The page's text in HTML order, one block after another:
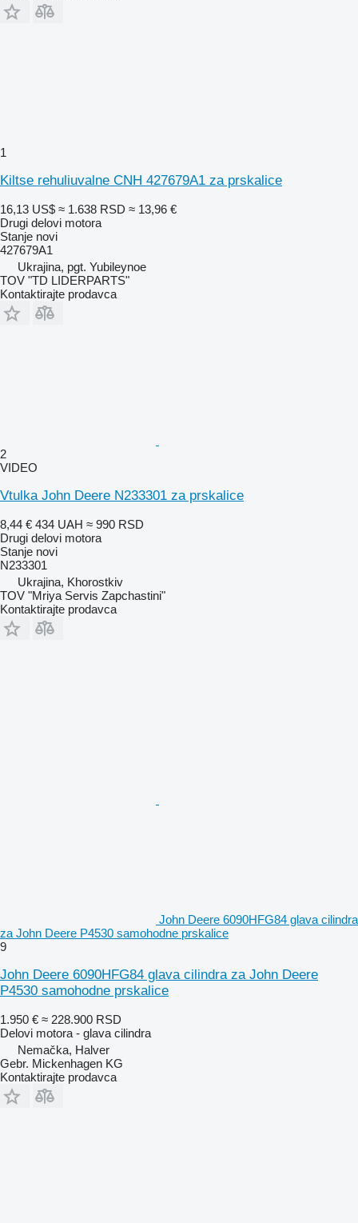
1
Kiltse rehuliuvalne CNH 427679A1 za prskalice
16,13 US$ ≈ 1.638 RSD ≈ 13,96 €
Drugi delovi motora
Stanje novi
427679A1
Ukrajina, pgt. Yubileynoe
TOV "TD LIDERPARTS"
Kontaktirajte prodavca
2
VIDEO
Vtulka John Deere N233301 za prskalice
8,44 € 434 UAH ≈ 990 RSD
Drugi delovi motora
Stanje novi
N233301
Ukrajina, Khorostkiv
TOV "Mriya Servis Zapchastini"
Kontaktirajte prodavca
John Deere 6090HFG84 glava cilindra
za John Deere P4530 samohodne prskalice
9
John Deere 6090HFG84 glava cilindra za John Deere
P4530 samohodne prskalice
1.950 € ≈ 228.900 RSD
Delovi motora - glava cilindra
Nemačka, Halver
Gebr. Mickenhagen KG
Kontaktirajte prodavca